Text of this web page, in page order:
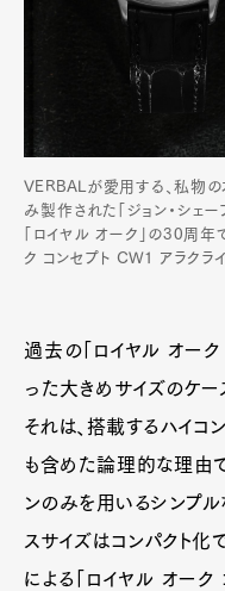
VERBALが愛用する、私物の
み製作された「ジョン・シェ
「ロイヤル オーク」の30周
ク コンセプト CW1 アラクラ
過去の「ロイヤル オー
った大きめサイズのケー
それは、搭載するハイコ
も含めた論理的な理由で
ンのみを用いるシンプル
スサイズはコンパクト化
による「ロイヤル オーク